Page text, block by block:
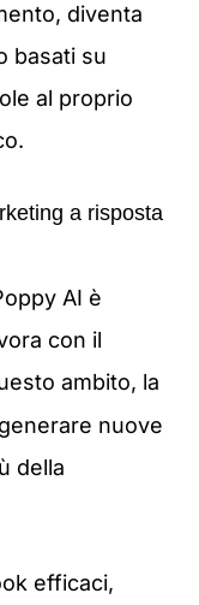
diventa
basati su
al proprio
a risposta
AI è
con il
ambito, la
nuove
della
efficaci,